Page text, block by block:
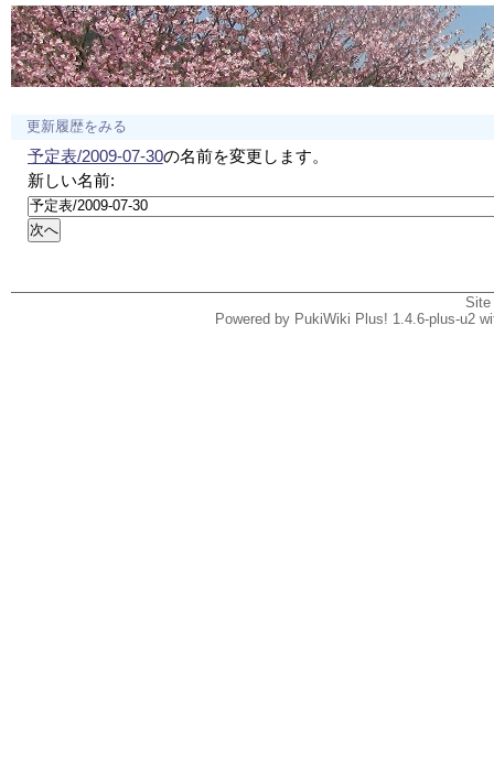
更新履歴をみる
予定表/2009-07-30の名前を変更します。
新しい名前:
Powered by PukiWiki Plus! 1.4.6-plus-u2